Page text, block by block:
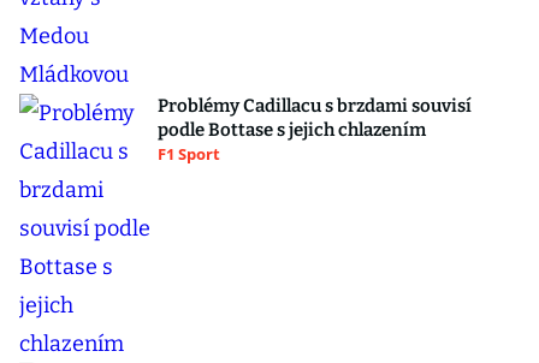
Problémy Cadillacu s brzdami souvisí
podle Bottase s jejich chlazením
F1 Sport